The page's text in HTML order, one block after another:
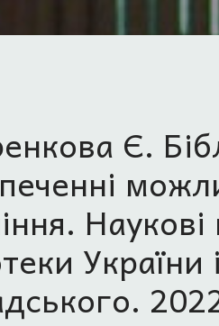
Є.